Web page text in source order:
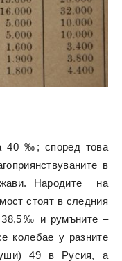
40 ‰; според това
в
Народите на
стоят в следния
38,5‰ и румъните –
колебае у разните
49 в Русия, а